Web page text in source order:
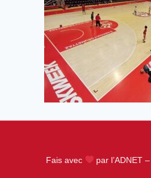
Fais avec par l’ADNET –